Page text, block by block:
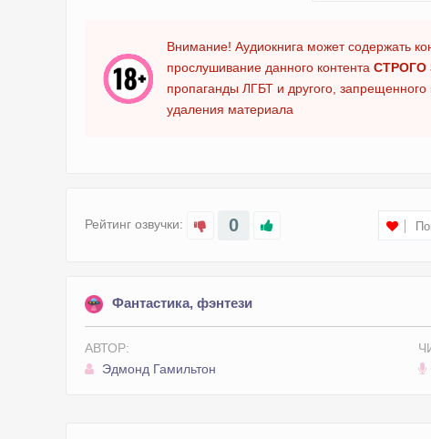
Внимание! Аудиокнига может содержать
прослушивание данного контента СТРОГО
пропаганды ЛГБТ и другого, запрещенного
удаления материала
Рейтинг озвучки: 0
Фантастика, фэнтези
АВТОР:
Эдмонд Гамильтон